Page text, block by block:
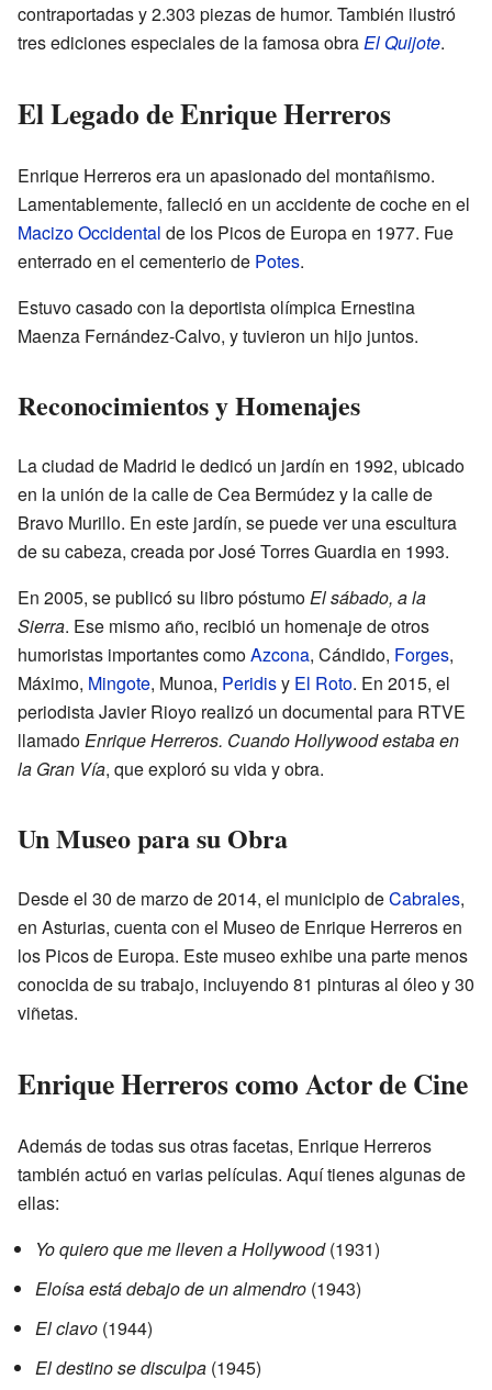
contraportadas y 2.303 piezas de humor. También ilustró
tres ediciones especiales de la famosa obraEl Quijote.
El Legado de Enrique Herreros
Enrique Herreros era un apasionado del montañismo.
Lamentablemente, falleció en un accidente de coche en el
Macizo Occidental de los Picos de Europa en 1977. Fue
enterrado en el cementerio de Potes.
Estuvo casado con la deportista olímpica Ernestina
Maenza Fernández-Calvo, y tuvieron un hijo juntos.
Reconocimientos y Homenajes
La ciudad de Madrid le dedicó un jardín en 1992, ubicado
en la unión de la calle de Cea Bermúdez y la calle de
Bravo Murillo. En este jardín, se puede ver una escultura
de su cabeza, creada por José Torres Guardia en 1993.
En 2005, se publicó su libro póstumoEl sábado, a la
Sierra. Ese mismo año, recibió un homenaje de otros
humoristas importantes comoAzcona, Cándido, Forges,
Máximo, Mingote, Munoa, Peridisy El Roto. En 2015, el
periodista Javier Rioyo realizó un documental para RTVE
llamadoEnrique Herreros. Cuando Hollywood estaba en
la Gran Vía, que exploró su vida y obra.
Un Museo para su Obra
Desde el 30 de marzo de 2014, el municipio deCabrales,
en Asturias, cuenta con el Museo de Enrique Herreros en
los Picos de Europa. Este museo exhibe una parte menos
conocida de su trabajo, incluyendo 81 pinturas al óleo y 30
viñetas.
Enrique Herreros como Actor de Cine
Además de todas sus otras facetas, Enrique Herreros
también actuó en varias películas. Aquí tienes algunas de
ellas:
Yo quiero que me lleven a Hollywood(1931)
Eloísa está debajo de un almendro (1943)
El clavo (1944)
El destino se disculpa (1945)